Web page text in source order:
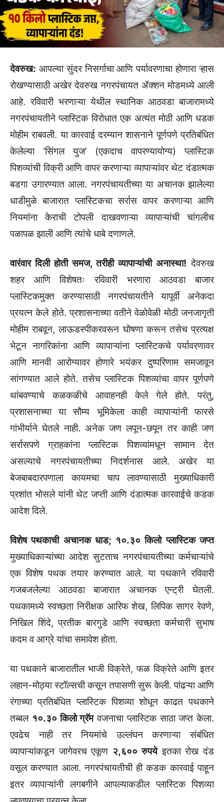
देवरुख: आपल्या सुंदर निसर्गाचा आणि पर्यावरणाचा होणारा ऱ्हास
रोखण्यासाठी अखेर देवरुख नगरपंचायत ॲक्शन मोडमध्ये आली
आहे. रविवारी भरणाऱ्या येथील स्थानिक आठवडा बाजारामध्ये
नगरपंचायतीने प्लास्टिक विरोधात एक अत्यंत मोठी आणि धडक
मोहीम राबवली. या कारवाई दरम्यान शासनाने पूर्णपणे प्रतिबंधित
केलेल्या ‘सिंगल युज’ (एकदाच वापरण्यायोग्य) प्लास्टिक
पिशव्यांची विक्री आणि वापर करणाऱ्या व्यापाऱ्यांवर थेट दंडात्मक
बडगा उगारण्यात आला. नगरपंचायतीच्या या अचानक झालेल्या
धाडीमुळे बाजारात प्लास्टिकचा सर्रास वापर करणाऱ्या आणि
नियमांना केराची टोपली दाखवणाऱ्या व्यापाऱ्यांची चांगलीच
पळापळ झाली आणि त्यांचे धाबे दणाणले.
वारंवार दिली होती समज, तरीही व्यापाऱ्यांची अनास्था! देवरुख
शहर आणि विशेषतः रविवारी भरणारा आठवडा बाजार
प्लास्टिकमुक्त करण्यासाठी नगरपंचायतीने यापूर्वी अनेकदा
प्रयत्न केले होते. प्रशासनाच्या वतीने वेळोवेळी मोठी जनजागृती
मोहीम राबवून, लाऊडस्पीकरवरून घोषणा करून तसेच प्रत्यक्ष
भेटून नागरिकांना आणि व्यापाऱ्यांना प्लास्टिकचे पर्यावरणावर
आणि मानवी आरोग्यावर होणारे भयंकर दुष्परिणाम समजावून
सांगण्यात आले होते. तसेच प्लास्टिक पिशव्यांचा वापर पूर्णपणे
थांबवण्याचे कळकळीचे आवाहनही केले गेले होते. परंतु,
प्रशासनाच्या या सौम्य भूमिकेला काही व्यापाऱ्यांनी फारसे
गांभीर्याने घेतले नाही. अनेक जण लपून-छपून तर काही जण
सर्रासपणे ग्राहकांना प्लास्टिक पिशव्यांमधून सामान देत
असल्याचे नगरपंचायतीच्या निदर्शनास आले. अखेर या
बेजबाबदारपणाला कायमचा चाप लावण्यासाठी मुख्याधिकारी
प्रशांत भोसले यांनी थेट जप्ती आणि दंडात्मक कारवाईचे कडक
आदेश दिले.
विशेष पथकाची अचानक धाड; १०.३० किलो प्लास्टिक जप्त
मुख्याधिकाऱ्यांच्या आदेश सुटताच नगरपंचायतीच्या कर्मचाऱ्यांचे
एक विशेष पथक तयार करण्यात आले. या पथकाने रविवारी
गजबजलेल्या आठवडा बाजारात अचानक एन्ट्री घेतली.
पथकामध्ये स्वच्छता निरीक्षक आरिफ शेख, लिपिक सागर रेवणे,
निखिल शिंदे, प्रतीक बारगुडे आणि स्वच्छता कर्मचारी सुभाष
कदम व आग्रे यांचा समावेश होता.
या पथकाने बाजारातील भाजी विक्रेते, फळ विक्रेते आणि इतर
लहान-मोठ्या स्टॉल्सची कसून तपासणी सुरू केली. पांढऱ्या आणि
रंगाच्या प्रतिबंधित प्लास्टिक पिशव्या शोधून काढत पथकाने
तब्बल १०.३० किलो ग्रॅमवजनाचा प्लास्टिक साठा जप्त केला.
एवढेच नाही तर नियमांचे उल्लंघन करणाऱ्या संबंधित
व्यापाऱ्यांकडून जागेवरच एकूण २,६०० रुपयेइतका रोख दंड
वसूल करण्यात आला. नगरपंचायतीची ही कडक कारवाई पाहून
इतर व्यापाऱ्यांनी लगबगीने आपल्याकडील प्लास्टिक पिशव्या